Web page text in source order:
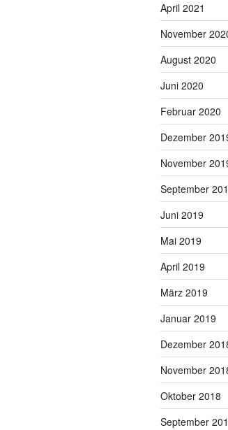
April 2021
November
August 2020
Juni 2020
Februar 2020
Dezember
November
September
Juni 2019
Mai 2019
April 2019
März 2019
Januar 2019
Dezember
November
Oktober 2018
September